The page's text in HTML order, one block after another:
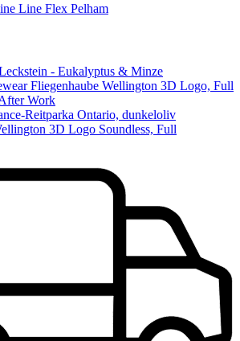
Line Flex Pelham
- Eukalyptus & Minze
Fliegenhaube Wellington 3D Logo, Full
Work
Reitparka Ontario, dunkeloliv
3D Logo Soundless, Full